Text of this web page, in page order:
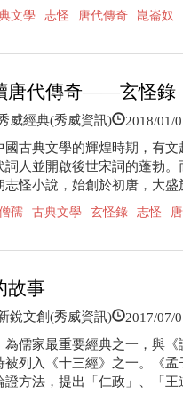
文學 志怪 唐代傳奇 崑崙奴
唐代傳奇——玄怪錄
威經典(秀威資訊) 2018/01/
國古典文學的輝煌時期，有
詞人並開啟後世宋詞的蓬勃
志怪小說，始創於初唐，大
孺 古典文學 玄怪錄 志怪
故事
銳文創(秀威資訊) 2017/07/
為儒家最重要經典之一，與
被列入《十三經》之一。《
證方法，提出「仁政」、「王